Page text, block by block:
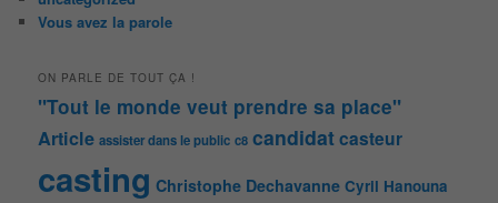
Vous avez la parole
ON PARLE DE TOUT ÇA !
"Tout le monde veut prendre sa place"
Article assister dans le public c8 candidatcasteur
casting Christophe Dechavanne Cyril Hanouna